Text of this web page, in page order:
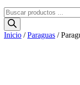
Búsqueda
de
productos
Inicio /Paraguas /